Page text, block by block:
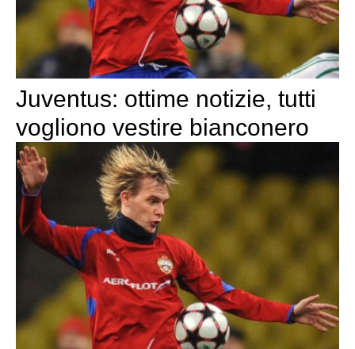
Juventus: ottime notizie, tutti
vogliono vestire bianconero